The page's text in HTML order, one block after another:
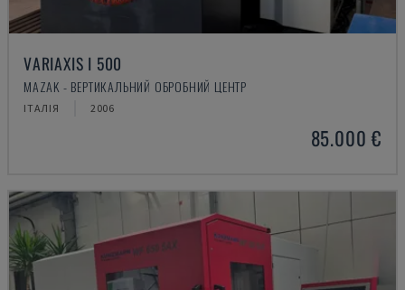
VARIAXIS I 500
MAZAK - ВЕРТИКАЛЬНИЙ ОБРОБНИЙ ЦЕНТР
ІТАЛІЯ 2006
85.000 €